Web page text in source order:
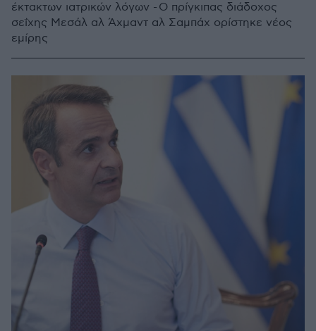
έκτακτων ιατρικών λόγων - Ο πρίγκιπας διάδοχος
σεΐχης Μεσάλ αλ Άχμαντ αλ Σαμπάχ ορίστηκε νέος
εμίρης